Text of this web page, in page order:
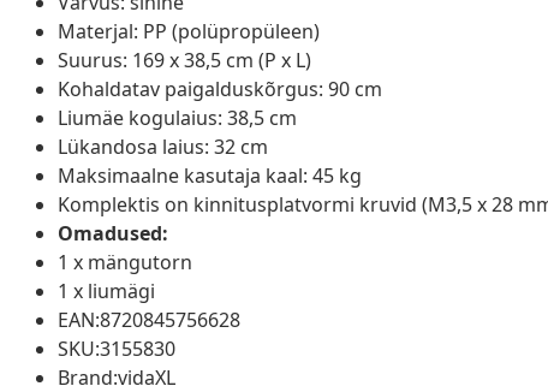
Materjal: PP (polüpropüleen)
Suurus: 169 x 38,5 cm (P x L)
Kohaldatav paigalduskõrgus: 90 cm
Liumäe kogulaius: 38,5 cm
Lükandosa laius: 32 cm
Maksimaalne kasutaja kaal: 45 kg
Komplektis on kinnitusplatvormi kruvid (M3,5 x 28
Omadused:
1 x mängutorn
1 x liumägi
EAN:8720845756628
SKU:3155830
Brand:vidaXL